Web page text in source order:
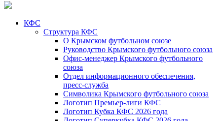
КФС
Структура КФС
О Крымском футбольном союзе
Руководство Крымского футбольного союза
Офис-менеджер Крымского футбольного
союза
Отдел информационного обеспечения,
пресс-служба
Символика Крымского футбольного союза
Логотип Премьер-лиги КФС
Логотип Кубка КФС 2026 года